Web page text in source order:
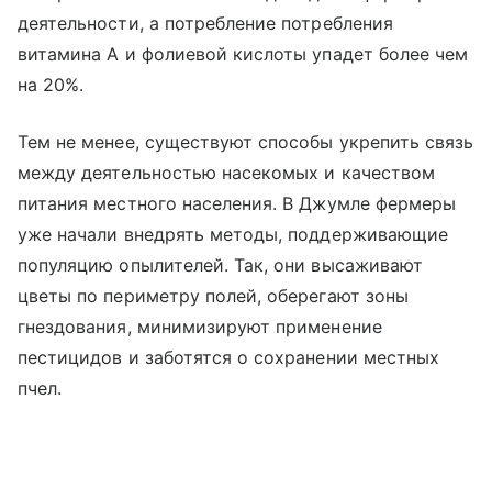
деятельности, а потребление потребления
витамина А и фолиевой кислоты упадет более чем
на 20%.
Тем не менее, существуют способы укрепить связь
между деятельностью насекомых и качеством
питания местного населения. В Джумле фермеры
уже начали внедрять методы, поддерживающие
популяцию опылителей. Так, они высаживают
цветы по периметру полей, оберегают зоны
гнездования, минимизируют применение
пестицидов и заботятся о сохранении местных
пчел.